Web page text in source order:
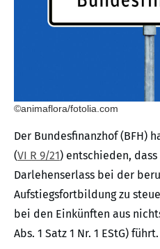
©animaflora/fotolia.com
Der Bundesfinanzhof (BFH)
(VI R 9/21) entschieden,
Darlehenserlass bei der
Aufstiegsfortbildung zu
bei den Einkünften aus
Abs. 1 Satz 1 Nr. 1 EStG) führt.